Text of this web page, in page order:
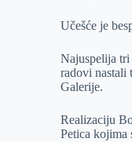
Učešće je
Najuspelija tri
radovi nastali
Galerije.
Realizaciju
Petica kojima